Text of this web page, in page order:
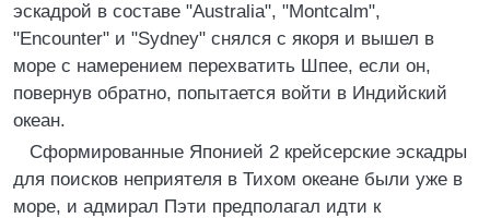
эскадрой в составе "Australia", "Montcalm",
"Encounter" и "Sydney" снялся с якоря и вышел в
море с намерением перехватить Шпее, если он,
повернув обратно, попытается войти в Индийский
океан.
Сформированные Японией 2 крейсерские эскадры
для поисков неприятеля в Тихом океане были уже в
море, и адмирал Пэти предполагал идти к